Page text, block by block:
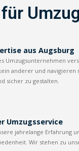
für
aus Augsburg
Umzugsunternehmen
anderer und
sicher zu gestalten.
Umzugsservice
jahrelange Erfahrung
Wir stehen zu